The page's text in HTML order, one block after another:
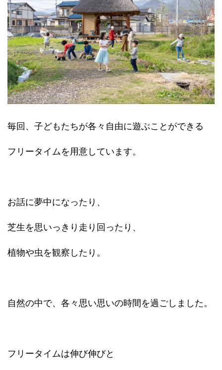
毎回、子どもたちが各々自由に遊ぶことができる
フリータイムを用意しています。
お話に夢中になったり、
芝生を思いっきり走り回ったり、
植物や虫を観察したり。
自然の中で、各々思い思いの時間を過ごしました。
フリータイムは伸び伸びと